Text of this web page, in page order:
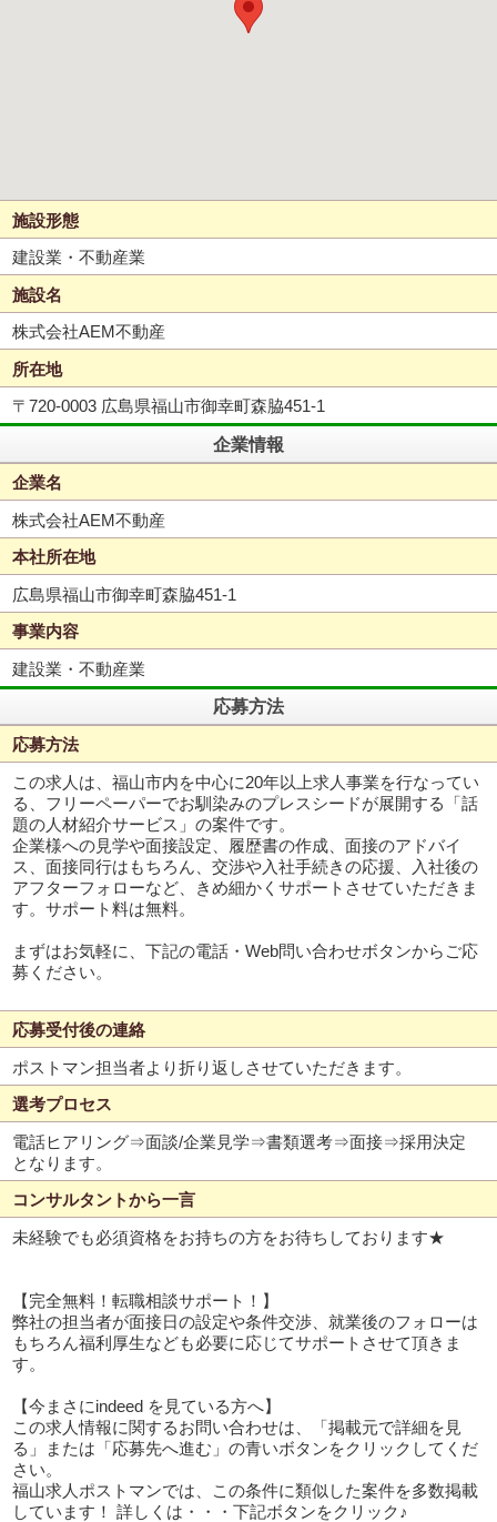
施設形態
建設業・不動産業
施設名
株式会社AEM不動産
所在地
〒720-0003 広島県福山市御幸町森脇451-1
企業情報
企業名
株式会社AEM不動産
本社所在地
広島県福山市御幸町森脇451-1
事業内容
建設業・不動産業
応募方法
応募方法
この求人は、福山市内を中心に20年以上求人事業を行なってい
る、フリーペーパーでお馴染みのプレスシードが展開する「話
題の人材紹介サービス」の案件です。
企業様への見学や面接設定、履歴書の作成、面接のアドバイ
ス、面接同行はもちろん、交渉や入社手続きの応援、入社後の
アフターフォローなど、きめ細かくサポートさせていただきま
す。サポート料は無料。
まずはお気軽に、下記の電話・Web問い合わせボタンからご応
募ください。
応募受付後の連絡
ポストマン担当者より折り返しさせていただきます。
選考プロセス
電話ヒアリング⇒面談/企業見学⇒書類選考⇒面接⇒採用決定
となります。
コンサルタントから一言
未経験でも必須資格をお持ちの方をお待ちしております★
【完全無料！転職相談サポート！】
弊社の担当者が面接日の設定や条件交渉、就業後のフォローは
もちろん福利厚生なども必要に応じてサポートさせて頂きま
す。
【今まさにindeed を見ている方へ】
この求人情報に関するお問い合わせは、「掲載元で詳細を見
る」または「応募先へ進む」の青いボタンをクリックしてくだ
さい。
福山求人ポストマンでは、この条件に類似した案件を多数掲載
しています！ 詳しくは・・・下記ボタンをクリック♪